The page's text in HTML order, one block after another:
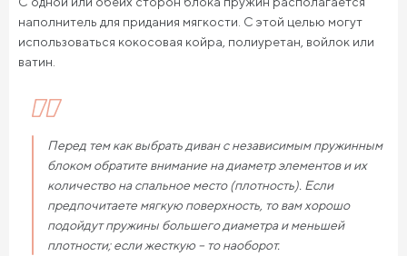
наполнитель для придания мягкости. С этой целью могут
использоваться кокосовая койра, полиуретан, войлок или
ватин.
Перед тем как выбрать диван с независимым пружинным
блоком обратите внимание на диаметр элементов и их
количество на спальное место (плотность). Если
предпочитаете мягкую поверхность, то вам хорошо
подойдут пружины большего диаметра и меньшей
плотности; если жесткую – то наоборот.